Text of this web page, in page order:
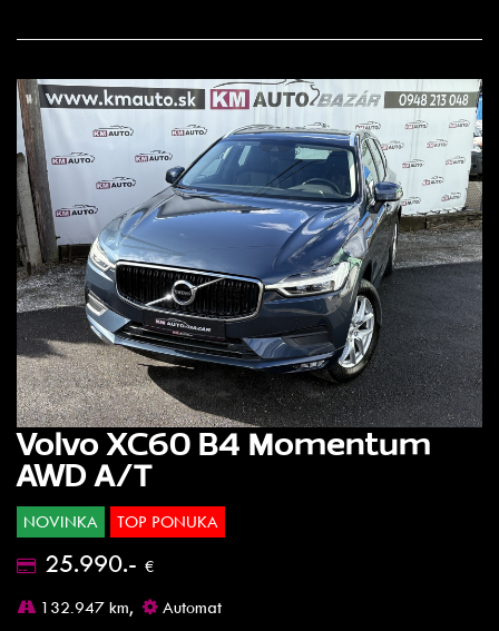
Volvo XC60 B4 Momentum
AWD A/T
NOVINKA TOP PONUKA
25.990.- €
132.947 km,
Automat